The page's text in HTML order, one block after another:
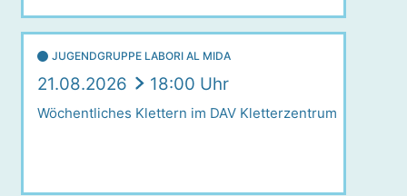
JUGENDGRUPPE LABORI AL MIDA
21.08.2026 18:00 Uhr
Wöchentliches Klettern im DAV Kletterzentrum